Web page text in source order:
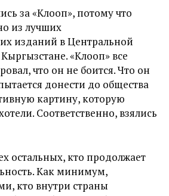
за «Клооп», потому что
из лучших
изданий в Центральной
«Клооп» все
что он не боится. Что он
донести до общества
картину, которую
Соответственно, взялись
остальных, кто продолжает
Как минимум,
кто внутри страны